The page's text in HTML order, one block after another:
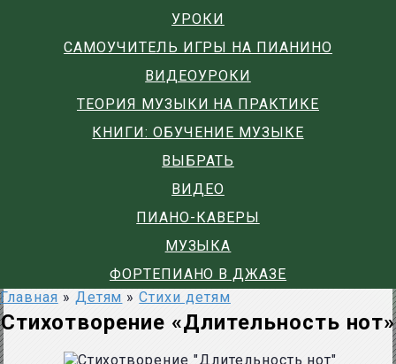
УРОКИ
САМОУЧИТЕЛЬ ИГРЫ НА ПИАНИНО
ВИДЕОУРОКИ
ТЕОРИЯ МУЗЫКИ НА ПРАКТИКЕ
КНИГИ: ОБУЧЕНИЕ МУЗЫКЕ
ВЫБРАТЬ
ВИДЕО
ПИАНО-КАВЕРЫ
МУЗЫКА
ФОРТЕПИАНО В ДЖАЗЕ
Главная » Детям » Стихи детям
Стихотворение «Длительность нот»